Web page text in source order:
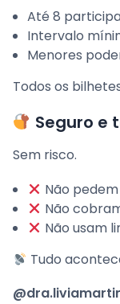
Até 8
Intervalo
Menores
Todos os
Seguro e
Sem risco.
Não
Não
Não usam
Tudo